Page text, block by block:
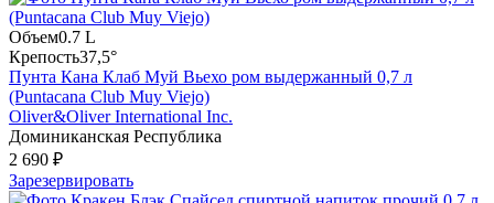
Объем0.7 L
Крепость37,5°
Пунта Кана Клаб Муй Вьехо ром выдержанный 0,7 л
(Puntacana Club Muy Viejo)
Oliver&Oliver International Inc.
Доминиканская Республика
2 690 ₽
Зарезервировать